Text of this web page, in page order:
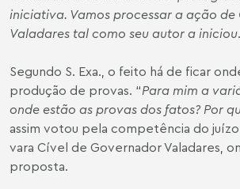
iniciativa. Vamos processar a ação
Valadares tal como seu autor a iniciou
Segundo S. Exa., o feito há de ficar
produção de provas. “Para mim a
onde estão as provas dos fatos? Por
assim votou pela competência do
vara Cível de Governador Valadares,
proposta.